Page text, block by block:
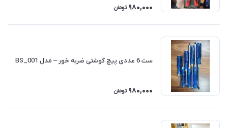
980,000 تومان
ست 6 عددی پیچ گوشتی ضربه خور – مدل BS_001
980,000 تومان